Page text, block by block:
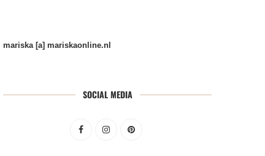
mariska [a] mariskaonline.nl
SOCIAL MEDIA